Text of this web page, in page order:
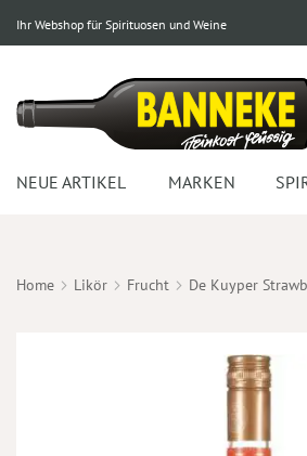
Ihr Webshop für Spirituosen und Weine
NEUE ARTIKEL MARKEN
Home Likör Frucht De Kuyper